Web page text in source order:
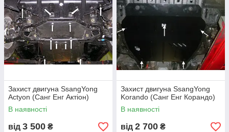
Ѕѕапд Yong Korando 2010 - V-2.0 D – 700 грн.
Ѕѕапд Yong Korando 2011 - V-2.0 D – 700 грн.
Ѕѕапд Yong Musso Sports 2002-2005 V-2.9 D – 990
грн.
Ѕѕапд Yong Rodius 2004 - V-2.7 – 990 грн.
Ѕѕапд Yong Kyron 2005 - V-2.0 – 990 грн.
Ѕѕапд Yong Actyon 2006 - V-2.0 – 990 грн.
Захист двигуна SsangYong
Actyon (Санг Енг Актіон)
В наявності
від 3 500 ₴
Захист двигуна SsangYong
Korando (Санг Енг Корандо)
В наявності
від 2 700 ₴